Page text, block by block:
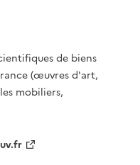
de biens
(œuvres d'art,
mobiliers,